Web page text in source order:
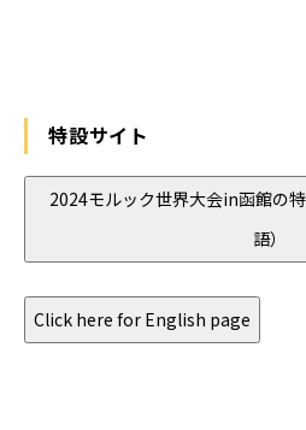
特設サイト
2024モルック世界大会in函館の
語）
Click here for English page